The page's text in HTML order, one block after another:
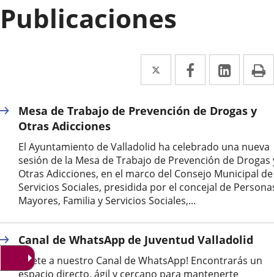
Publicaciones
Twitter
Enlace
a
una
externa.
Facebook
Enlace
a
una
externa.
Enlace
a
una
Mesa de Trabajo de Prevención de Drogas y
Otras Adicciones
El Ayuntamiento de Valladolid ha celebrado una nueva
sesión de la Mesa de Trabajo de Prevención de Drogas
Otras Adicciones, en el marco del Consejo Municipal de
Servicios Sociales, presidida por el concejal de
Mayores, Familia y Servicios Sociales,...
Canal de WhatsApp de Juventud Valladolid
Únete a nuestro Canal de WhatsApp! Encontrarás un
espacio directo, ágil y cercano para mantenerte